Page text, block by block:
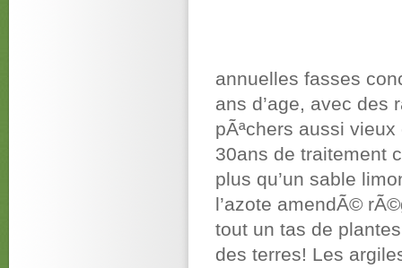
annuelles fasses
ans d’age, avec des
pÃªchers aussi
30ans de traitement
plus qu’un sable
l’azote amendÃ©
tout un tas de
des terres! Les